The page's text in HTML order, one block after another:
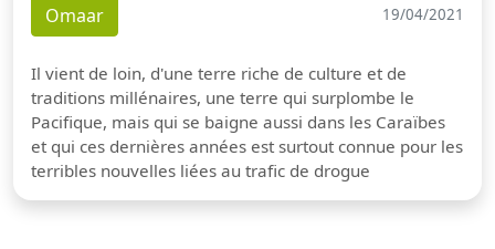
Omaar 19/04/2021
Il vient de loin, d'une terre riche de culture et de
traditions millénaires, une terre qui surplombe le
Pacifique, mais qui se baigne aussi dans les Caraïbes
et qui ces dernières années est surtout connue pour les
terribles nouvelles liées au trafic de drogue